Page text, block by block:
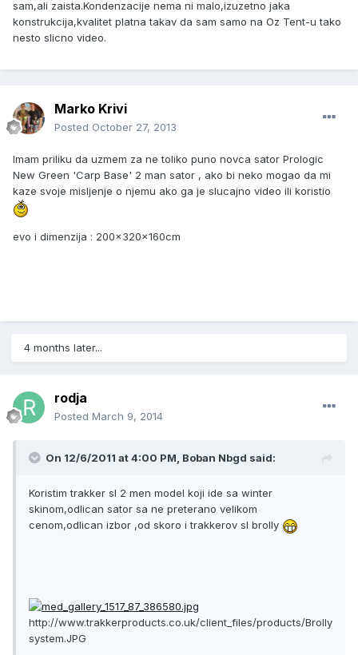
sam,ali zaista.Kondenzacije nema ni malo,izuzetno jaka
konstrukcija,kvalitet platna takav da sam samo na Oz Tent-u tako
nesto slicno video.
Marko Krivi
Posted October 27, 2013
Imam priliku da uzmem za ne toliko puno novca sator Prologic
New Green 'Carp Base' 2 man sator , ako bi neko mogao da mi
kaze svoje misljenje o njemu ako ga je slucajno video ili koristio
evo i dimenzija : 200x320x160cm
4 months later...
rodja
Posted March 9, 2014
On 12/6/2011 at 4:00 PM, Boban Nbgd said:
Koristim trakker sl 2 men model koji ide sa winter
skinom,odlican sator sa ne preterano velikom
cenom,odlican izbor ,od skoro i trakkerov sl brolly
http://www.trakkerproducts.co.uk/client_files/products/Brolly
system.JPG